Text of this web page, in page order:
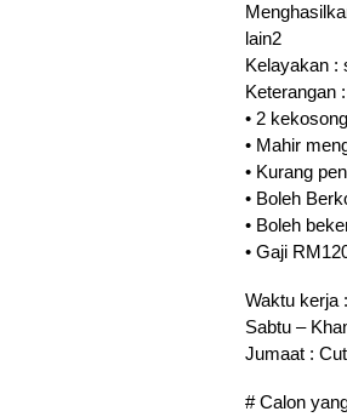
lain2
Kelayakan :
Keterangan :
• 2
• Mahir
• Kurang
• Boleh
• Boleh
• Gaji
Waktu kerja :
Sabtu –
Jumaat :
# Calon